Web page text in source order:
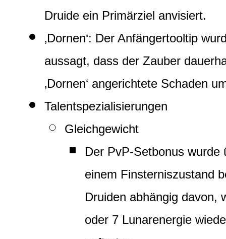
Druide ein Primärziel anvisiert.
‚Dornen‘: Der Anfängertooltip
aussagt, dass der Zauber
‚Dornen‘ angerichtete Schaden
Talentspezialisierungen
Gleichgewicht
Der PvP-Setbonus
einem Finsterniszustand
Druiden abhängig davon,
oder 7 Lunarenergie